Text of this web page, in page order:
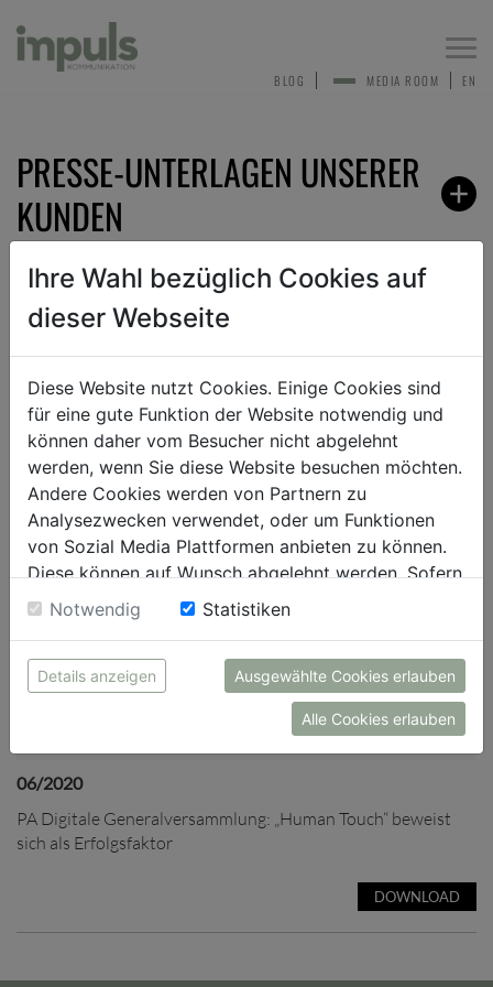
EN
MEDIA ROOM
BLOG
PRESSE-UNTERLAGEN UNSERER
KUNDEN
ZURÜCK
TEXT BILD DOKUMENT
06/2020
PA Digitale Generalversammlung: „Human Touch“ beweist
sich als Erfolgsfaktor
DOWNLOAD
Ihre Wahl bezüglich Cookies auf
dieser Webseite
Diese Website nutzt Cookies. Einige Cookies sind
für eine gute Funktion der Website notwendig und
können daher vom Besucher nicht abgelehnt
werden, wenn Sie diese Website besuchen möchten.
Andere Cookies werden von Partnern zu
Analysezwecken verwendet, oder um Funktionen
von Sozial Media Plattformen anbieten zu können.
Diese können auf Wunsch abgelehnt werden. Sofern
sie unsere Webseite weiter nutzen, geben Sie
Einwilligung zu unseren Cookies.
Notwendig Statistiken
Details anzeigen Ausgewählte Cookies erlauben
Alle Cookies erlauben